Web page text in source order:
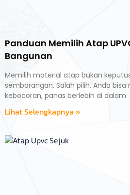
Panduan Memilih Atap
Bangunan
Memilih material atap bukan
sembarangan. Salah pilih, Anda
kebocoran, panas berlebih di dalam
Lihat Selengkapnya »